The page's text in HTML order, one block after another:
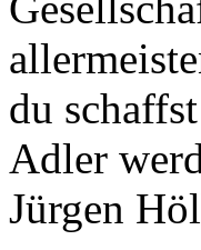
du
Adler
Jürgen